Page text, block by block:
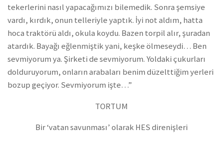
tekerlerini nasıl yapacağımızı bilemedik. Sonra şemsiye
vardı, kırdık, onun telleriyle yaptık. İyi not aldım, hatta
hoca traktörü aldı, okula koydu. Bazen torpil alır, şuradan
atardık. Bayağı eğlenmiştik yani, keşke ölmeseydi… Ben
sevmiyorum ya. Şirketi de sevmiyorum. Yoldaki çukurları
dolduruyorum, onların arabaları benim düzelttiğim yerleri
bozup geçiyor. Sevmiyorum işte…”
TORTUM
Bir ‘vatan savunması’ olarak HES direnişleri